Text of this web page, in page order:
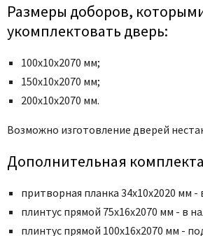
Размеры доборов,
укомплектовать дверь:
100х10х2070 мм;
150х10х2070 мм;
200х10х2070 мм.
Возможно изготовление дверей
Дополнительная
притворная планка 34х10х2020 мм -
плинтус прямой 75х16х2070 мм - в
плинтус прямой 100х16х2070 мм -